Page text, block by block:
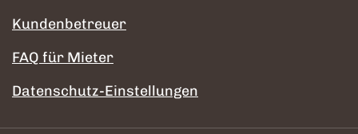
Kundenbetreuer
FAQ für Mieter
Datenschutz-Einstellungen